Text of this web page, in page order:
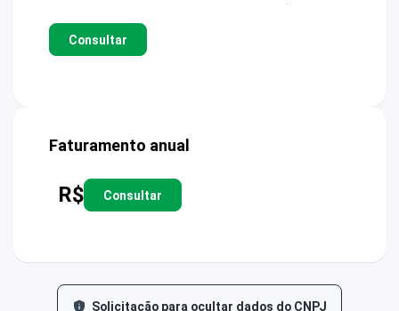
Consultar
Faturamento anual
R$ Consultar
Solicitação para ocultar dados do CNPJ